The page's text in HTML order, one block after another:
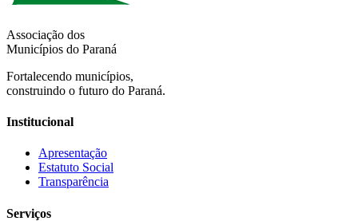
Associação dos
Municípios do Paraná
Fortalecendo municípios,
construindo o futuro do Paraná.
Institucional
Apresentação
Estatuto Social
Transparência
Serviços